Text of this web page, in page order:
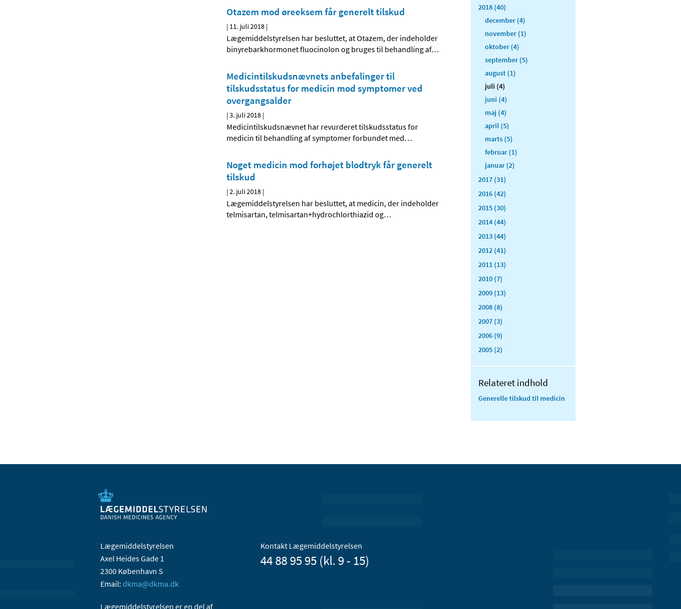
Otazem mod øreeksem får generelt tilskud
| 11. juli 2018 |
Lægemiddelstyrelsen har besluttet, at Otazem, der indeholder
binyrebarkhormonet fluocinolon og bruges til behandling af…
Medicintilskudsnævnets anbefalinger til
tilskudsstatus for medicin mod symptomer ved
overgangsalder
|3. juli 2018 |
Medicintilskudsnævnet har revurderet tilskudsstatus for
medicin til behandling af symptomer forbundet med…
Noget medicin mod forhøjet blodtryk får generelt
tilskud
|2. juli 2018 |
Lægemiddelstyrelsen har besluttet, at medicin, der indeholder
telmisartan, telmisartan+hydrochlorthiazid og…
2018 (40)
december (4)
november (1)
oktober (4)
september (5)
august (1)
juli (4)
juni (4)
maj (4)
april (5)
marts (5)
februar (1)
januar (2)
2017 (31)
2016 (42)
2015 (30)
2014 (44)
2013 (44)
2012 (41)
2011 (13)
2010 (7)
2009 (13)
2008 (8)
2007 (3)
2006 (9)
2005 (2)
Relateret indhold
Generelle tilskud til medicin
Lægemiddelstyrelsen
Axel Heides Gade 1
2300 København S
Email: dkma@dkma.dk
Lægemiddelstyrelsen er en del af
Kontakt Lægemiddelstyrelsen
44 88 95 95 (kl. 9 - 15)